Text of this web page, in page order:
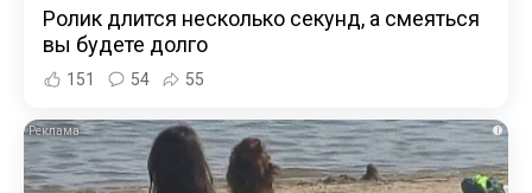
Ролик длится несколько секунд, а смеяться
вы будете долго
151 54 55
i